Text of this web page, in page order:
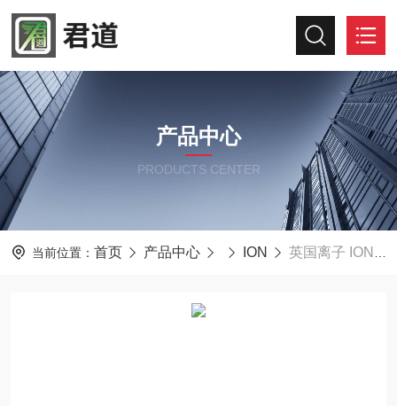
产品中心
PRODUCTS CENTER
当前位置： 首页 产品中心 ION 英国离子 ION Tiger XT-1025手持VOC检测仪